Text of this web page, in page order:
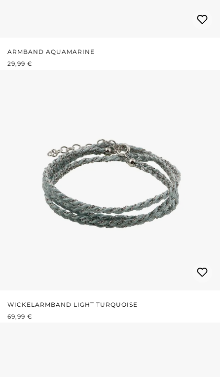
ARMBAND AQUAMARINE
REGULÄRER PREIS:
29,99 €
WICKELARMBAND LIGHT TURQUOISE
REGULÄRER PREIS:
69,99 €